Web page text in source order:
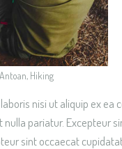
Hiking
nisi ut aliquip ex ea
pariatur. Excepteur
sint occaecat